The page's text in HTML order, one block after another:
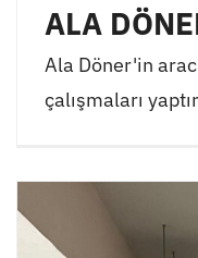
ALA
Ala Döner'in
çalışmaları